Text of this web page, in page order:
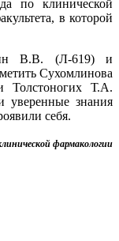
по клинической
в которой
В.В. (Л-619) и
Сухомлинова
Т.А.
уверенные знания
себя.
фармакологии